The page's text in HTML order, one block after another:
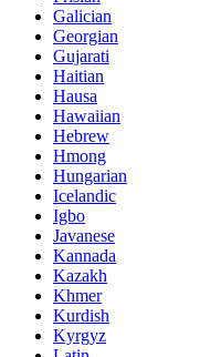
Galician
Georgian
Gujarati
Haitian
Hausa
Hawaiian
Hebrew
Hmong
Hungarian
Icelandic
Igbo
Javanese
Kannada
Kazakh
Khmer
Kurdish
Kyrgyz